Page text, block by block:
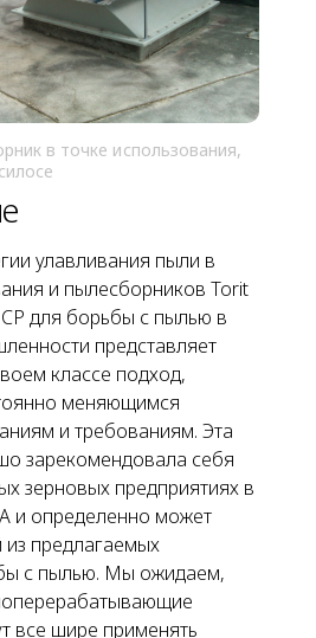
в точке использования,
улавливания пыли в
и пылесборников Torit
для борьбы с пылью в
представляет
классе подход,
меняющимся
и требованиям. Эта
зарекомендовала себя
зерновых предприятиях в
и определенно может
из предлагаемых
с пылью. Мы ожидаем,
все шире применять